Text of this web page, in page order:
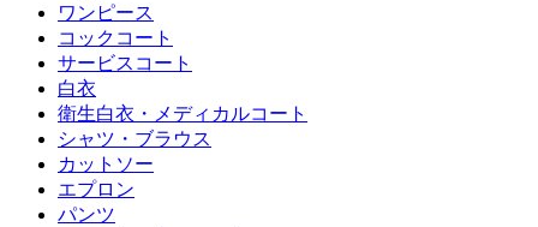
ワンピース
コックコート
サービスコート
白衣
衛生白衣・メディカルコート
シャツ・ブラウス
カットソー
エプロン
パンツ